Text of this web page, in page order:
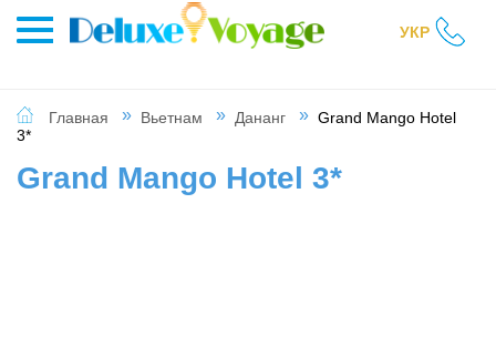
УКР
Главная Вьетнам Дананг
Grand Mango Hotel
3*
Grand Mango Hotel 3*